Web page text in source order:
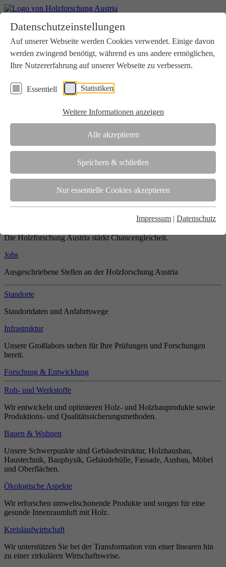
Datenschutzeinstellungen
Auf unserer Webseite werden Cookies verwendet. Einige davon
werden zwingend benötigt, während es uns andere ermöglichen,
Ihre Nutzererfahrung auf unserer Webseite zu verbessern.
Essentiell Statistiken
Weitere Informationen anzeigen
Alle akzeptieren
Speichern & schließen
Nur essentielle Cookies akzeptieren
Impressum | Datenschutz
Aktuelles
Downloads
Kontakt
Login
Verein
Wir unterstützen die Interessen der Holzbranche in enger
Zusammenarbeit mit Wissenschaft und Wirtschaft.
Die Holzforschung Austria ist akkreditierte Prüf-, Inspektions- und
Team
Unsere gesamte Kompetenz ist in unseren Mitarbeiter:innen
gebündelt
Die Holzforschung Austria stärkt Chancengleicheit.
Jobs
Ausgeschriebene Stellen an der Holzforschung Austria
Standorte
Standortdaten und Anfahrtswege
Infrastruktur
Unsere Großlabors stehen für Ihre Prüfungen und Forschungen
bereit.
Forschung & Entwicklung
Roh- und Werkstoffe
Wir entwickeln und optimieren Holz- und Holzbauprodukte sowie
Produktions- und Qualitätssicherungsmethoden.
Bauen & Wohnen
Unsere Schwerpunkte sind Gebäudestruktur, Holzhausbau,
Haustechnik, Bauphysik, Gebäudehülle, Fassade, Ausbau, Möbel
und Oberflächen.
Ökologische Aspekte
Wir erforschen umweltschonende Produkte und sorgen für eine
gesunde Innenraumluft mit Holz.
Kreislaufwirtschaft
Wir unterstützen Sie bei der Transformation von einer linearen hin
zu einer zirkulären Wirtschaftsweise.